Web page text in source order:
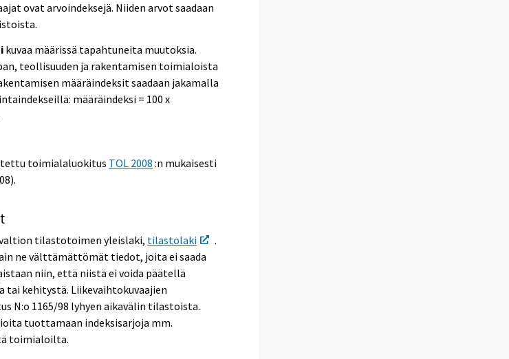
ovat arvoindeksejä. Niiden arvot saadaan
kuvaa määrissä tapahtuneita muutoksia.
teollisuuden ja rakentamisen toimialoista
määräindeksit saadaan jakamalla
määräindeksi = 100 x
toimialaluokitus TOL 2008 :n mukaisesti
tilastotoimen yleislaki, tilastolaki
.
ne välttämättömät tiedot, joita ei saada
niin, että niistä ei voida päätellä
kehitystä. Liikevaihtokuvaajien
N:o 1165/98 lyhyen aikavälin tilastoista.
tuottamaan indeksisarjoja mm.
toimialoilta.